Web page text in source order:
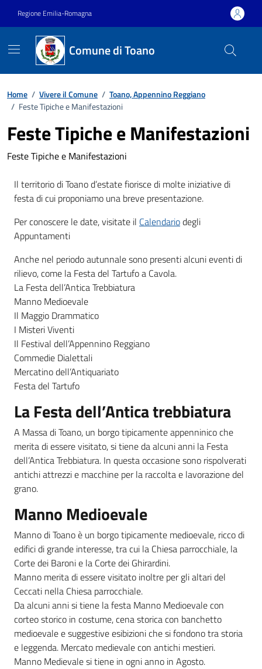
Regione Emilia-Romagna
Comune di Toano
Home / Vivere il Comune / Toano, Appennino Reggiano
/ Feste Tipiche e Manifestazioni
Feste Tipiche e Manifestazioni
Feste Tipiche e Manifestazioni
Il territorio di Toano d’estate fiorisce di molte iniziative di
festa di cui proponiamo una breve presentazione.
Per conoscere le date, visitate il Calendariodegli
Appuntamenti
Anche nel periodo autunnale sono presenti alcuni eventi di
rilievo, come la Festa del Tartufo a Cavola.
La Festa dell’Antica Trebbiatura
Manno Medioevale
Il Maggio Drammatico
I Misteri Viventi
Il Festival dell’Appennino Reggiano
Commedie Dialettali
Mercatino dell’Antiquariato
Festa del Tartufo
La Festa dell’Antica trebbiatura
A Massa di Toano, un borgo tipicamente appenninico che
merita di essere visitato, si tiene da alcuni anni la Festa
dell’Antica Trebbiatura. In questa occasione sono rispolverati
antichi attrezzi e macchine per la raccolta e lavorazione del
grano.
Manno Medioevale
Manno di Toano è un borgo tipicamente medioevale, ricco di
edifici di grande interesse, tra cui la Chiesa parrocchiale, la
Corte dei Baroni e la Corte dei Ghirardini.
Manno merita di essere visitato inoltre per gli altari del
Ceccati nella Chiesa parrocchiale.
Da alcuni anni si tiene la festa Manno Medioevale con
corteo storico in costume, cena storica con banchetto
medioevale e suggestive esibizioni che si fondono tra storia
e leggenda. Mercato medievale con antichi mestieri.
Manno Medievale si tiene in ogni anno in Agosto.